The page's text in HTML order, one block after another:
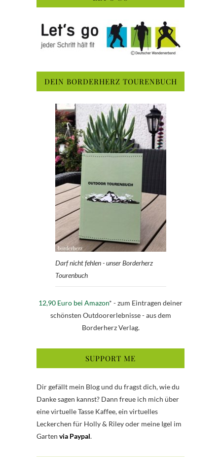
DEIN BORDERHERZ TOURENBUCH
Darf nicht fehlen - unser Borderherz
Tourenbuch
12,90 Euro bei Amazon* - zum Eintragen deiner
schönsten Outdoorerlebnisse - aus dem
Borderherz Verlag.
SUPPORT ME
Dir gefällt mein Blog und du fragst dich, wie du
Danke sagen kannst? Dann freue ich mich über
eine virtuelle Tasse Kaffee, ein virtuelles
Leckerchen für Holly & Riley oder meine Igel im
Garten via Paypal.